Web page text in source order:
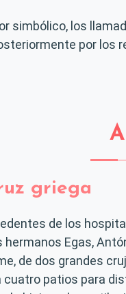
simbólico, los
por los
griega
de los
hermanos Egas,
de dos grandes
cuatro patios para